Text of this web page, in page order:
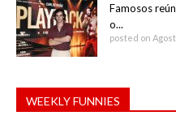
Famosos
o...
posted on
WEEKLY FUNNIES